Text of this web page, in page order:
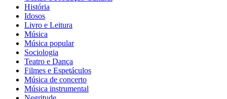
História
Idosos
Livro e Leitura
Música
Música popular
Sociologia
Teatro e Dança
Filmes e Espetáculos
Música de concerto
Música instrumental